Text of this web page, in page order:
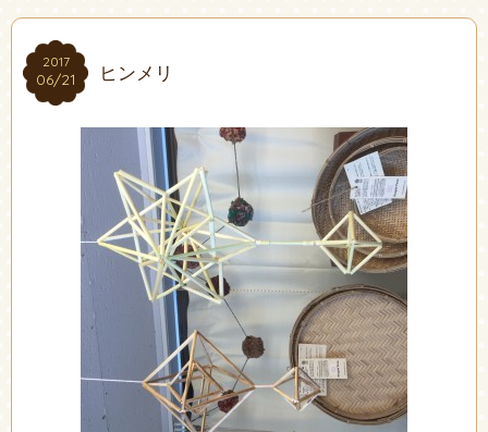
2017
06/21
2017
06/21 ヒンメリ